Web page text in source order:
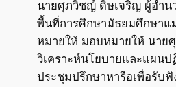
นายศุภวิชญ์ ดิษเจริญ ผู้อำน
พื้นที่การศึกษามัธยมศึกษาแ
หมายให้ มอบหมายให้ นาย
วิเคราะห์นโยบายและแผนป
ประชุมปรึกษาหารือเพื่อรับฟั